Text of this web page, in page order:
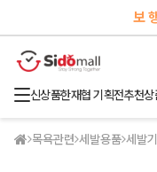
보
신상품한재협 기획전추천상
목욕관련 세발용품 세발기